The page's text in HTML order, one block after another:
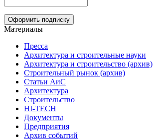
Материалы
Пресса
Архитектура и строительные науки
Архитектура и строительство (архив)
Строительный рынок (архив)
Статьи АиС
Архитектура
Строительство
HI-TECH
Документы
Предприятия
Архив событий